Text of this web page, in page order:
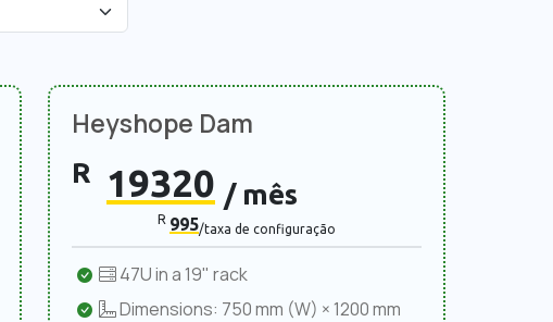
Heyshope Dam
R 19320 / mês
R 995/taxa de configuração
47U in a 19" rack
Dimensions: 750 mm (W) × 1200 mm